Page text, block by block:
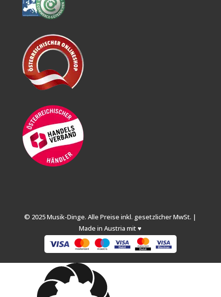
© 2025 Musik-Dinge. Alle Preise inkl. gesetzlicher MwSt. |
Made in Austria mit ♥